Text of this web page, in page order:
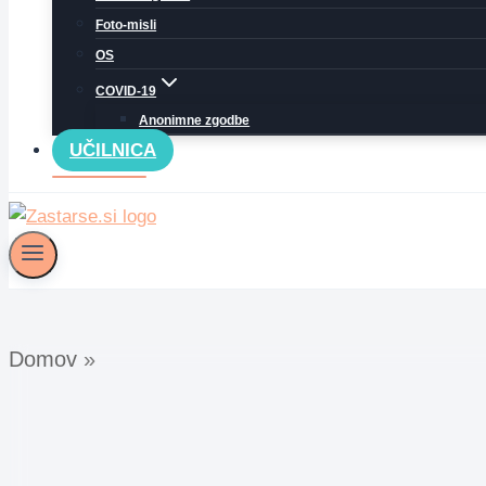
Foto-misli
OS
COVID-19
Anonimne zgodbe
UČILNICA
Domov »